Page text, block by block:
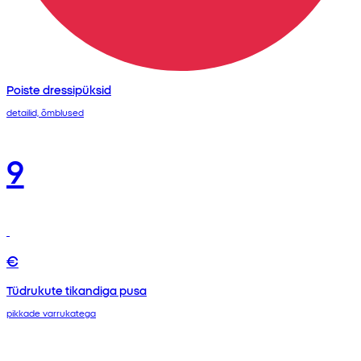
Poiste dressipüksid
detailid, õmblused
9
€
Tüdrukute tikandiga pusa
pikkade varrukatega